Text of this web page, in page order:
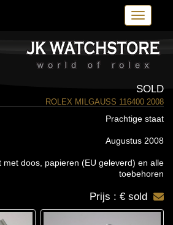
Toggle
SOLD
ROLEX MILGAUSS 116400 2008
Prachtige staat
Augustus 2008
met doos, papieren (EU geleverd) en alle
toebehoren
Prijs : € sold